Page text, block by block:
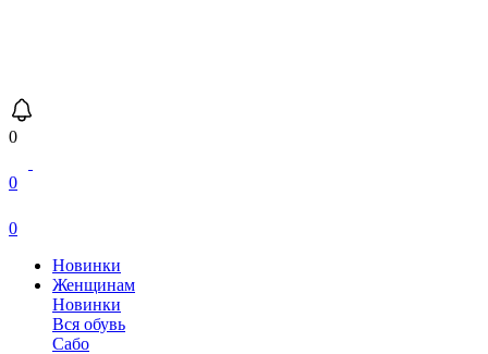
0
0
0
Новинки
Женщинам
Новинки
Вся обувь
Сабо